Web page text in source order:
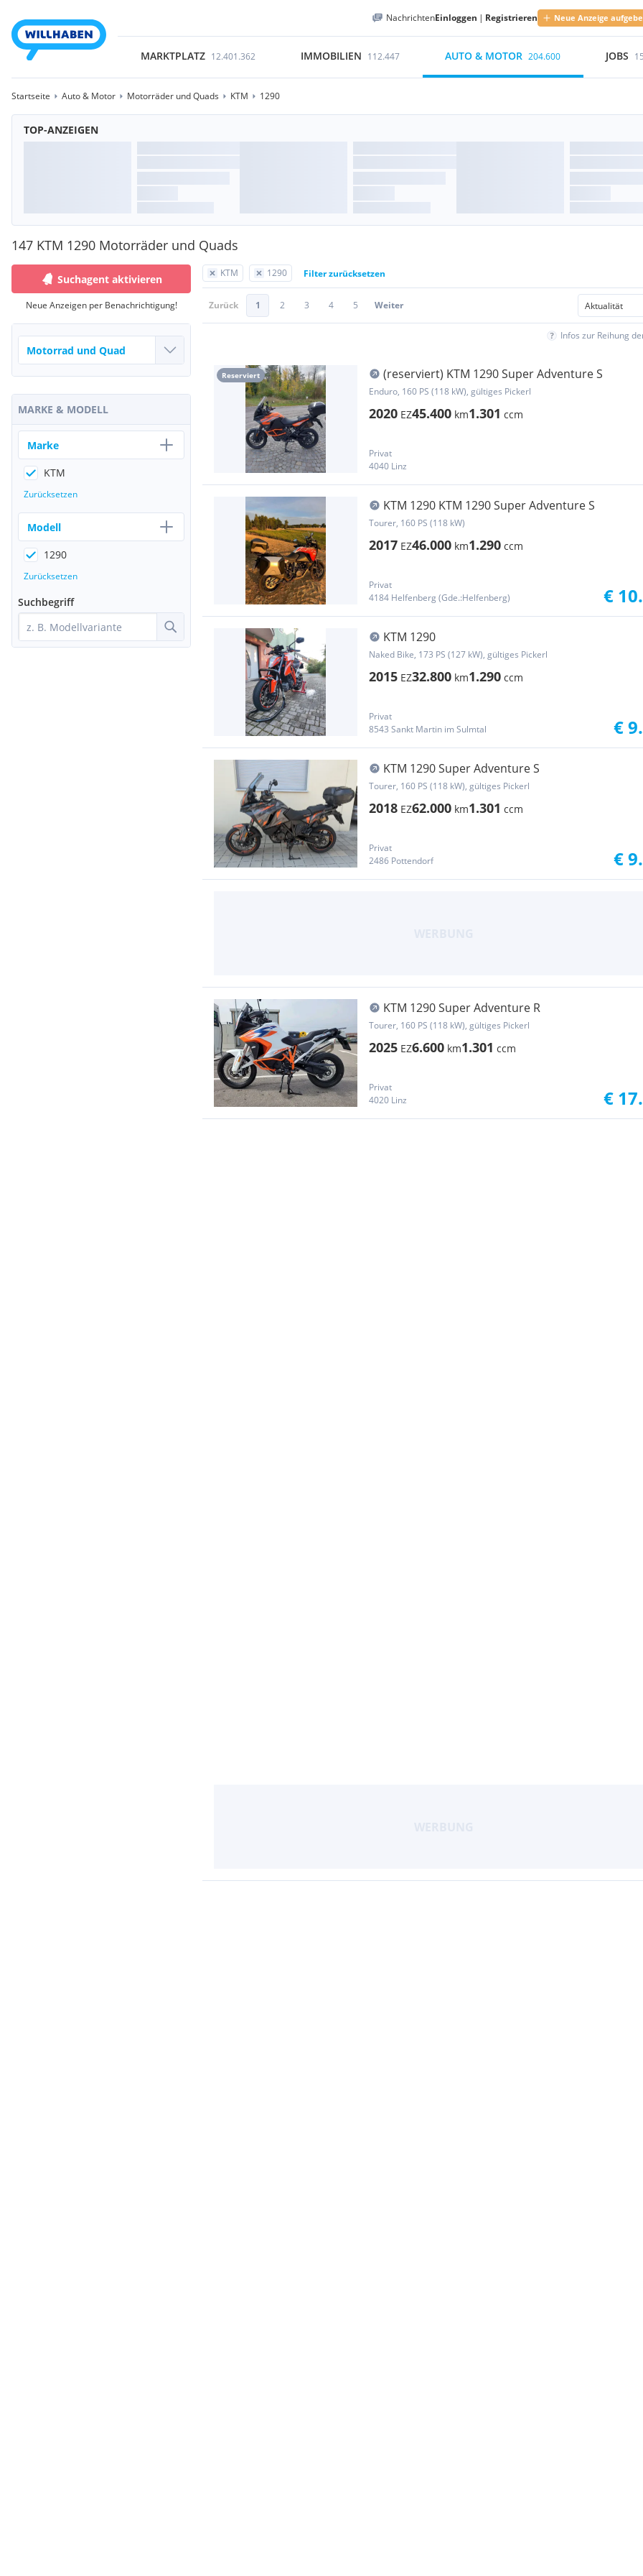
NachrichtenEinloggen | Registrieren Neue Anzeige
MARKTPLATZ 12.401.362 IMMOBILIEN 112.447 AUTO & MOTOR 204.600 JOBS
Startseite Auto & Motor Motorräder und Quads KTM 1290
TOP-ANZEIGEN
147 KTM 1290 Motorräder und Quads
KTM 1290 Filter zurücksetzen
Zurück 1 2 3 4 5 Weiter
Infos zur Reihung
Reserviert (reserviert) KTM 1290 Super Adventure S
Enduro, 160 PS (118 kW), gültiges Pickerl
2020 EZ45.400 km1.301 ccm
Privat
4040 Linz
KTM 1290 KTM 1290 Super Adventure S
Tourer, 160 PS (118 kW)
2017 EZ46.000 km1.290 ccm
Privat
4184 Helfenberg (Gde.:Helfenberg)
€
KTM 1290
Naked Bike, 173 PS (127 kW), gültiges Pickerl
2015 EZ32.800 km1.290 ccm
Privat
8543 Sankt Martin im Sulmtal
€
KTM 1290 Super Adventure S
Tourer, 160 PS (118 kW), gültiges Pickerl
2018 EZ62.000 km1.301 ccm
Privat
2486 Pottendorf
€
KTM 1290 Super Adventure R
Tourer, 160 PS (118 kW), gültiges Pickerl
2025 EZ6.600 km1.301 ccm
Privat
4020 Linz
€
Suchagent aktivieren
Neue Anzeigen per Benachrichtigung!
MARKE & MODELL
Marke
KTM
Zurücksetzen
Modell
1290
Zurücksetzen
Suchbegriff